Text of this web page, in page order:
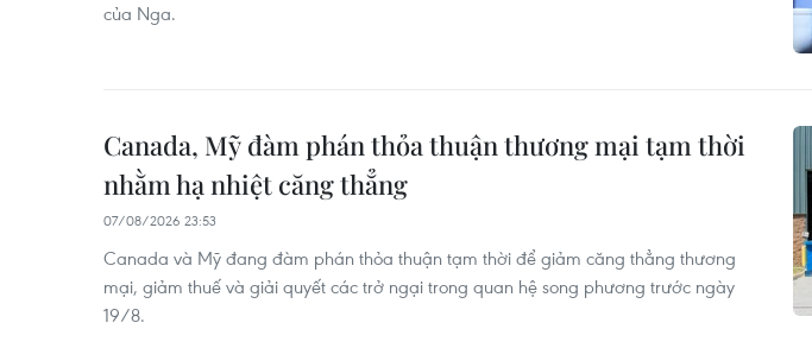
của Nga.
Canada, Mỹ đàm phán thỏa thuận thương mại tạm thời
nhằm hạ nhiệt căng thẳng
07/08/2026 23:53
Canada và Mỹ đang đàm phán thỏa thuận tạm thời để giảm căng thẳng thương
mại, giảm thuế và giải quyết các trở ngại trong quan hệ song phương trước ngày
19/8.